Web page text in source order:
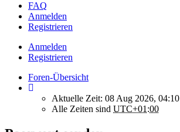
FAQ
Anmelden
Registrieren
Anmelden
Registrieren
Foren-Übersicht
Aktuelle Zeit: 08 Aug 2026, 04:10
Alle Zeiten sind UTC+01:00